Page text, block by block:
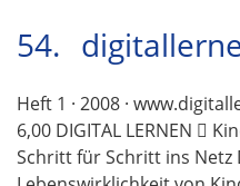
54.
Heft 1 · 2008 ·
6,00 DIGITAL LERNEN 
Schritt für Schritt ins Netz